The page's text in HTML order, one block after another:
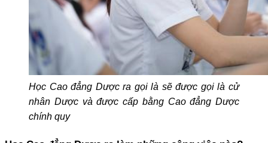
Học Cao đẳng Dược ra gọi là sẽ được gọi là cử
nhân Dược và được cấp bằng Cao đẳng Dược
chính quy